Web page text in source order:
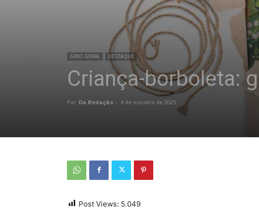
GIRO GERAL DESTAQUE
Criança-borboleta:
Por Da Redação - 4 de outubro de 2025
Post Views: 5.049